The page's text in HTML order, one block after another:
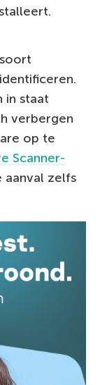
in staat
verbergen
op te
Scanner-
zelfs